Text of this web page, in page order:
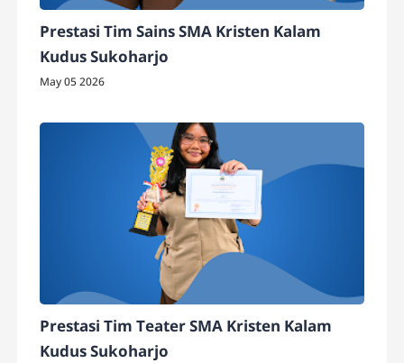
Prestasi Tim Sains SMA Kristen Kalam
Kudus Sukoharjo
May 05 2026
Prestasi Tim Teater SMA Kristen Kalam
Kudus Sukoharjo